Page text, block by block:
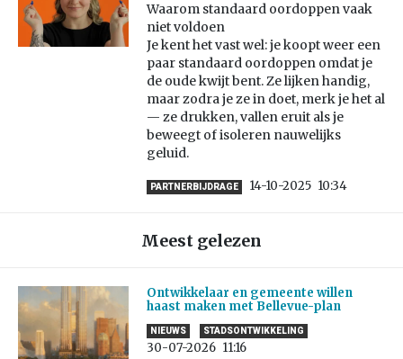
Waarom standaard oordoppen vaak
niet voldoen
Je kent het vast wel: je koopt weer een
paar standaard oordoppen omdat je
de oude kwijt bent. Ze lijken handig,
maar zodra je ze in doet, merk je het al
— ze drukken, vallen eruit als je
beweegt of isoleren nauwelijks
geluid.
PARTNERBIJDRAGE 14-10-2025 10:34
Meest gelezen
Ontwikkelaar en gemeente willen
haast maken met Bellevue-plan
NIEUWS STADSONTWIKKELING
30-07-2026 11:16